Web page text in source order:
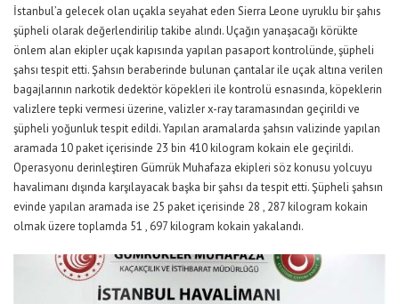
İstanbul’a gelecek olan uçakla seyahat eden Sierra Leone uyruklu bir şahıs
şüpheli olarak değerlendirilip takibe alındı. Uçağın yanaşacağı körükte
önlem alan ekipler uçak kapısında yapılan pasaport kontrolünde, şüpheli
şahsı tespit etti. Şahsın beraberinde bulunan çantalar ile uçak altına verilen
bagajlarının narkotik dedektör köpekleri ile kontrolü esnasında, köpeklerin
valizlere tepki vermesi üzerine, valizler x-ray taramasından geçirildi ve
şüpheli yoğunluk tespit edildi. Yapılan aramalarda şahsın valizinde yapılan
aramada 10 paket içerisinde 23 bin 410 kilogram kokain ele geçirildi.
Operasyonu derinleştiren Gümrük Muhafaza ekipleri söz konusu yolcuyu
havalimanı dışında karşılayacak başka bir şahsı da tespit etti. Şüpheli şahsın
evinde yapılan aramada ise 25 paket içerisinde 28 , 287 kilogram kokain
olmak üzere toplamda 51 , 697 kilogram kokain yakalandı.